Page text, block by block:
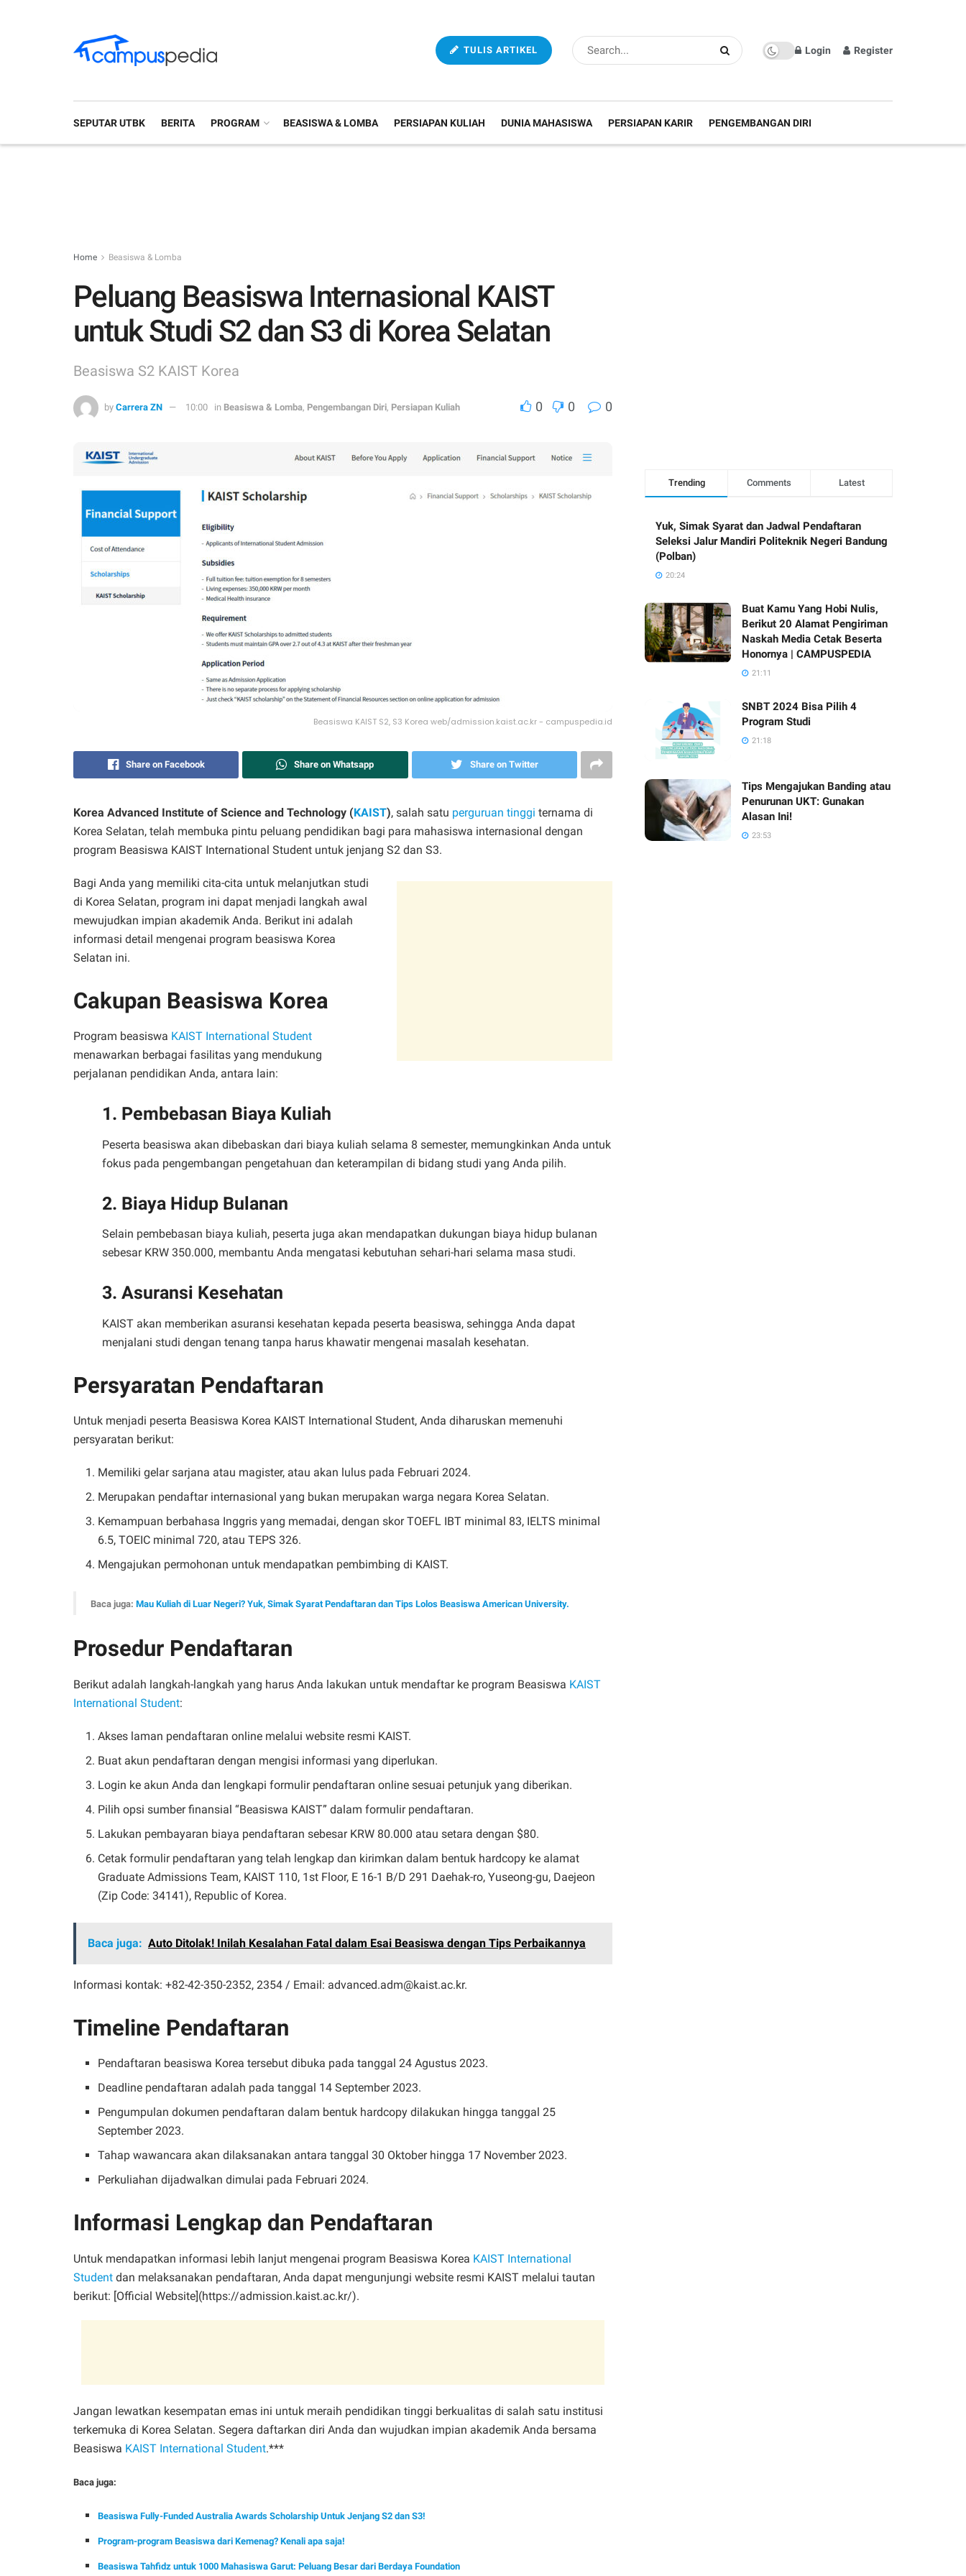
TULIS ARTIKEL Login Register
SEPUTAR UTBK BERITA PROGRAM BEASISWA & LOMBA PERSIAPAN KULIAH DUNIA MAHASISWA PERSIAPAN KARIR PENGEMBANGAN DIRI
Home Beasiswa & Lomba
Peluang Beasiswa Internasional KAIST
untuk Studi S2 dan S3 di Korea Selatan
Beasiswa S2 KAIST Korea
by Carrera ZN 10:00 in Beasiswa & Lomba, Pengembangan Diri, Persiapan Kuliah 0 0 0
Beasiswa KAIST S2, S3 Korea web/admission.kaist.ac.kr - campuspedia.id
Share on Facebook Share on Whatsapp Share on Twitter
Korea Advanced Institute of Science and Technology (KAIST), salah satu perguruan tinggi ternama di
Korea Selatan, telah membuka pintu peluang pendidikan bagi para mahasiswa internasional dengan
program Beasiswa KAIST International Student untuk jenjang S2 dan S3.
Bagi Anda yang memiliki cita-cita untuk melanjutkan studi
di Korea Selatan, program ini dapat menjadi langkah awal
mewujudkan impian akademik Anda. Berikut ini adalah
informasi detail mengenai program beasiswa Korea
Selatan ini.
Cakupan Beasiswa Korea
Program beasiswa KAIST International Student
menawarkan berbagai fasilitas yang mendukung
perjalanan pendidikan Anda, antara lain:
1. Pembebasan Biaya Kuliah
Peserta beasiswa akan dibebaskan dari biaya kuliah selama 8 semester, memungkinkan Anda untuk
fokus pada pengembangan pengetahuan dan keterampilan di bidang studi yang Anda pilih.
2. Biaya Hidup Bulanan
Selain pembebasan biaya kuliah, peserta juga akan mendapatkan dukungan biaya hidup bulanan
sebesar KRW 350.000, membantu Anda mengatasi kebutuhan sehari-hari selama masa studi.
3. Asuransi Kesehatan
KAIST akan memberikan asuransi kesehatan kepada peserta beasiswa, sehingga Anda dapat
menjalani studi dengan tenang tanpa harus khawatir mengenai masalah kesehatan.
Persyaratan Pendaftaran
Untuk menjadi peserta Beasiswa Korea KAIST International Student, Anda diharuskan memenuhi
persyaratan berikut:
Memiliki gelar sarjana atau magister, atau akan lulus pada Februari 2024.
Merupakan pendaftar internasional yang bukan merupakan warga negara Korea Selatan.
Kemampuan berbahasa Inggris yang memadai, dengan skor TOEFL IBT minimal 83, IELTS minimal
6.5, TOEIC minimal 720, atau TEPS 326.
Mengajukan permohonan untuk mendapatkan pembimbing di KAIST.
Baca juga: Mau Kuliah di Luar Negeri? Yuk, Simak Syarat Pendaftaran dan Tips Lolos Beasiswa American University.
Prosedur Pendaftaran
Berikut adalah langkah-langkah yang harus Anda lakukan untuk mendaftar ke program Beasiswa KAIST
International Student:
Akses laman pendaftaran online melalui website resmi KAIST.
Buat akun pendaftaran dengan mengisi informasi yang diperlukan.
Login ke akun Anda dan lengkapi formulir pendaftaran online sesuai petunjuk yang diberikan.
Pilih opsi sumber finansial “Beasiswa KAIST” dalam formulir pendaftaran.
Lakukan pembayaran biaya pendaftaran sebesar KRW 80.000 atau setara dengan $80.
Cetak formulir pendaftaran yang telah lengkap dan kirimkan dalam bentuk hardcopy ke alamat
Graduate Admissions Team, KAIST 110, 1st Floor, E 16-1 B/D 291 Daehak-ro, Yuseong-gu, Daejeon
(Zip Code: 34141), Republic of Korea.
Baca juga: Auto Ditolak! Inilah Kesalahan Fatal dalam Esai Beasiswa dengan Tips Perbaikannya
Informasi kontak: +82-42-350-2352, 2354 / Email: advanced.adm@kaist.ac.kr.
Timeline Pendaftaran
Pendaftaran beasiswa Korea tersebut dibuka pada tanggal 24 Agustus 2023.
Deadline pendaftaran adalah pada tanggal 14 September 2023.
Pengumpulan dokumen pendaftaran dalam bentuk hardcopy dilakukan hingga tanggal 25
September 2023.
Tahap wawancara akan dilaksanakan antara tanggal 30 Oktober hingga 17 November 2023.
Perkuliahan dijadwalkan dimulai pada Februari 2024.
Informasi Lengkap dan Pendaftaran
Untuk mendapatkan informasi lebih lanjut mengenai program Beasiswa Korea KAIST International
Student dan melaksanakan pendaftaran, Anda dapat mengunjungi website resmi KAIST melalui tautan
berikut: [Official Website](https://admission.kaist.ac.kr/).
Jangan lewatkan kesempatan emas ini untuk meraih pendidikan tinggi berkualitas di salah satu institusi
terkemuka di Korea Selatan. Segera daftarkan diri Anda dan wujudkan impian akademik Anda bersama
Beasiswa KAIST International Student.***
Baca juga:
Beasiswa Fully-Funded Australia Awards Scholarship Untuk Jenjang S2 dan S3!
Program-program Beasiswa dari Kemenag? Kenali apa saja!
Beasiswa Tahfidz untuk 1000 Mahasiswa Garut: Peluang Besar dari Berdaya Foundation
Trending Comments Latest
Yuk, Simak Syarat dan Jadwal Pendaftaran
Seleksi Jalur Mandiri Politeknik Negeri Bandung
(Polban)
20:24
Buat Kamu Yang Hobi Nulis,
Berikut 20 Alamat Pengiriman
Naskah Media Cetak Beserta
Honornya | CAMPUSPEDIA
21:11
SNBT 2024 Bisa Pilih 4
Program Studi
21:18
Tips Mengajukan Banding atau
Penurunan UKT: Gunakan
Alasan Ini!
23:53